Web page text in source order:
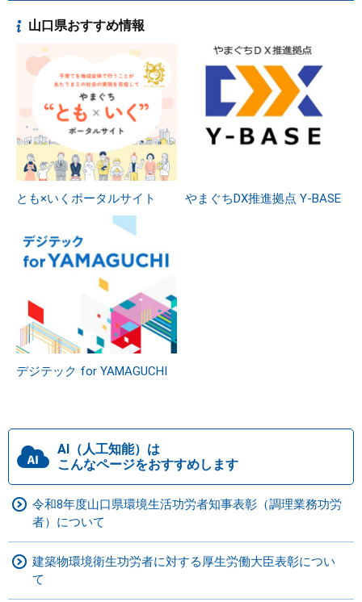
山口県おすすめ情報
とも×いくポータルサイト やまぐちDX推進拠点 Y-BASE
デジテック for YAMAGUCHI
AI（人工知能）は
こんなページをおすすめします
令和8年度山口県環境生活功労者知事表彰（調理業務功労
者）について
建築物環境衛生功労者に対する厚生労働大臣表彰につい
て